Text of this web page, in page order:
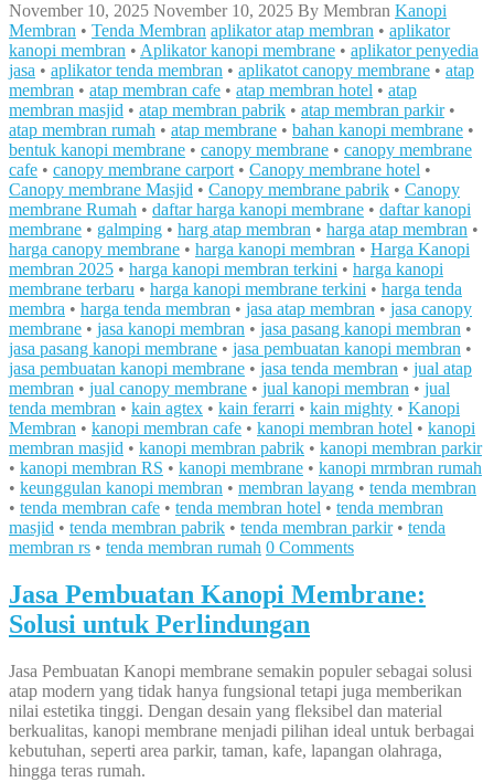
November 10, 2025 November 10, 2025 By Membran Kanopi
Membran • Tenda Membran aplikator atap membran • aplikator
kanopi membran • Aplikator kanopi membrane • aplikator penyedia
jasa • aplikator tenda membran • aplikatot canopy membrane • atap
membran • atap membran cafe • atap membran hotel • atap
membran masjid • atap membran pabrik • atap membran parkir•
atap membran rumah • atap membrane • bahan kanopi membrane •
bentuk kanopi membrane • canopy membrane • canopy membrane
cafe • canopy membrane carport • Canopy membrane hotel •
Canopy membrane Masjid • Canopy membrane pabrik • Canopy
membrane Rumah • daftar harga kanopi membrane • daftar kanopi
membrane • galmping • harg atap membran • harga atap membran •
harga canopy membrane • harga kanopi membran • Harga Kanopi
membran 2025 • harga kanopi membran terkini • harga kanopi
membrane terbaru • harga kanopi membrane terkini • harga tenda
membra • harga tenda membran • jasa atap membran • jasa canopy
membrane • jasa kanopi membran • jasa pasang kanopi membran •
jasa pasang kanopi membrane • jasa pembuatan kanopi membran •
jasa pembuatan kanopi membrane • jasa tenda membran • jual atap
membran • jual canopy membrane • jual kanopi membran • jual
tenda membran • kain agtex • kain ferarri • kain mighty • Kanopi
Membran • kanopi membran cafe • kanopi membran hotel • kanopi
membran masjid • kanopi membran pabrik • kanopi membran parkir
• kanopi membran RS • kanopi membrane • kanopi mrmbran rumah
• keunggulan kanopi membran • membran layang • tenda membran
• tenda membran cafe • tenda membran hotel • tenda membran
masjid • tenda membran pabrik • tenda membran parkir• tenda
membran rs • tenda membran rumah 0 Comments
Jasa Pembuatan Kanopi Membrane:
Solusi untuk Perlindungan
Jasa Pembuatan Kanopi membrane semakin populer sebagai solusi
atap modern yang tidak hanya fungsional tetapi juga memberikan
nilai estetika tinggi. Dengan desain yang fleksibel dan material
berkualitas, kanopi membrane menjadi pilihan ideal untuk berbagai
kebutuhan, seperti area parkir, taman, kafe, lapangan olahraga,
hingga teras rumah.